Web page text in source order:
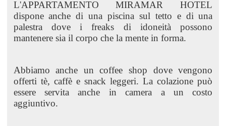
L'APPARTAMENTO MIRAMAR HOTEL
dispone anche di una piscina sul tetto e di una
palestra dove i freaks di idoneità possono
mantenere sia il corpo che la mente in forma.
Abbiamo anche un coffee shop dove vengono
offerti tè, caffè e snack leggeri. La colazione può
essere servita anche in camera a un costo
aggiuntivo.